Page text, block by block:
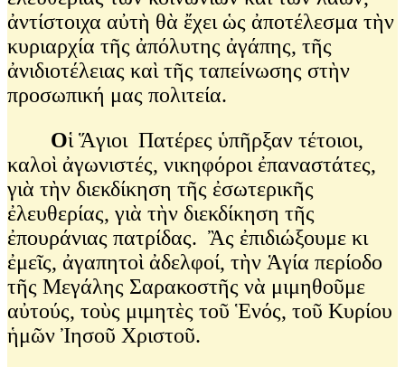
ἀντίστοιχα αὐτὴ θὰ ἔχει ὡς ἀποτέλεσμα τὴν
κυριαρχία τῆς ἀπόλυτης ἀγάπης, τῆς
ἀνιδιοτέλειας καὶ τῆς ταπείνωσης στὴν
προσωπική μας πολιτεία.
Οἱ Ἅγιοι Πατέρες ὑπῆρξαν τέτοιοι,
καλοὶ ἀγωνιστές, νικηφόροι ἐπαναστάτες,
γιὰ τὴν διεκδίκηση τῆς ἐσωτερικῆς
ἐλευθερίας, γιὰ τὴν διεκδίκηση τῆς
ἐπουράνιας πατρίδας. Ἂς ἐπιδιώξουμε κι
ἐμεῖς, ἀγαπητοὶ ἀδελφοί, τὴν Ἁγία περίοδο
τῆς Μεγάλης Σαρακοστῆς νὰ μιμηθοῦμε
αὐτούς, τοὺς μιμητὲς τοῦ Ἑνός, τοῦ Κυρίου
ἡμῶν Ἰησοῦ Χριστοῦ.